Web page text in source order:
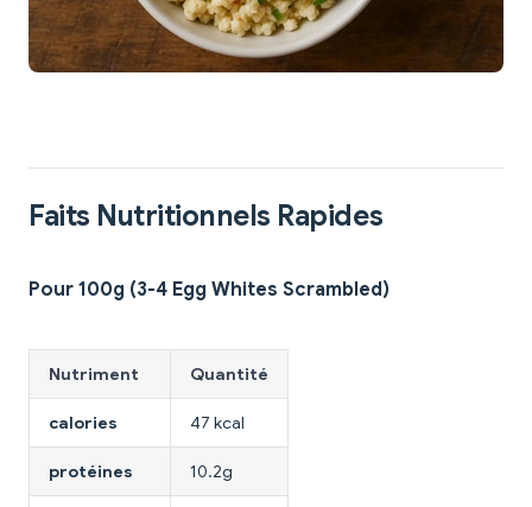
Faits Nutritionnels Rapides
Pour 100g (3-4 Egg Whites Scrambled)
Nutriment Quantité
calories 47 kcal
protéines 10.2g